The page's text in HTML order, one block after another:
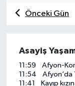
Önceki Gün
Asayiş
11:59
Afyon-
11:54
Afyon’da
11:41
Kayıp
Ekonomi
Etkinlikler